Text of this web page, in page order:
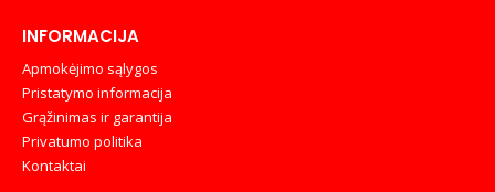
INFORMACIJA
Apmokėjimo sąlygos
Pristatymo informacija
Grąžinimas ir garantija
Privatumo politika
Kontaktai